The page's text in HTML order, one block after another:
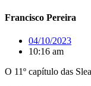
Francisco Pereira
04/10/2023
10:16 am
O 11º capítulo das